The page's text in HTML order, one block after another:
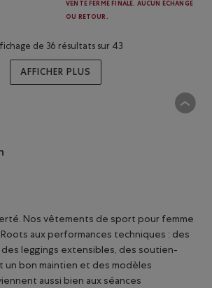
VENTE FERME FINALE. AUCUN ÉCHANGE
OU RETOUR.
de 36 résultats sur 43
AFFICHER PLUS
Nos vêtements de sport pour femme
aux performances techniques : des
leggings extensibles, des soutien-
bon maintien et des modèles
aussi bien aux séances